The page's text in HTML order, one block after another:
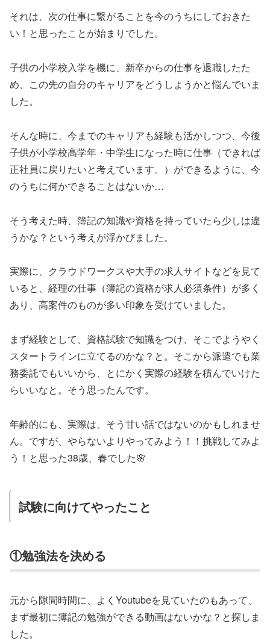
それは、次の仕事に繋がることを今のうちにしておきた
い！と思ったことが始まりでした。
子供の小学校入学を機に、新卒からの仕事を退職したた
め、この先の自分のキャリアをどうしようかと悩んでいま
した。
そんな時に、今までのキャリアも経験も活かしつつ、今後
子供が小学校高学年・中学生になった時に仕事（できれば
正社員に戻りたいと考えています。）ができるように、今
のうちに何かできることはないか…
そう考えた時、簿記の知識や資格を持っていたら少しは違
うかな？という考えが浮かびました。
実際に、クラウドワークスや大手の求人サイトなどを見て
いると、経理の仕事（簿記の資格が求人必須条件）が多く
あり、高案件のものが多い印象を受けていました。
まず経験として、資格試験で知識をつけ、そこでようやく
スタートラインに立てるのかな？と。そこから派遣でも業
務委託でもいいから、とにかく実際の経験を積んでいけた
らいいなと。そう思ったんです。
年齢的にも、実際は、そう甘い話ではないのかもしれませ
ん。ですが、やらないよりやってみよう！！挑戦してみよ
う！と思った38歳、春でした🌸
試験に向けてやったこと
①勉強法を決める
元から隙間時間に、よくYoutubeを見ていたのもあって、
まず最初に簿記の勉強ができる動画はないかな？と探しま
した。